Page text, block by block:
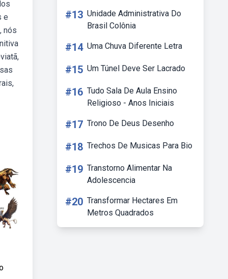
e
nós
#13 Unidade Administrativa Do
Brasil Colônia
#14 Uma Chuva Diferente Letra
#15 Um Túnel Deve Ser Lacrado
#16 Tudo Sala De Aula Ensino
Religioso - Anos Iniciais
#17 Trono De Deus Desenho
#18 Trechos De Musicas Para Bio
#19 Transtorno Alimentar Na
Adolescencia
#20 Transformar Hectares Em
Metros Quadrados